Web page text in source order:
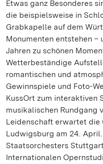
Etwas ganz Besonderes
die beispielsweise in
Grabkapelle auf dem
Monumenten entstehen –
Jahren zu schönen
Wetterbeständige
romantischen und
Gewinnspiele und Foto-
KussOrt zum interaktiven
musikalischen Rundgang
Leidenschaft erwartet die
Ludwigsburg am 24.
Staatsorchesters
Internationalen